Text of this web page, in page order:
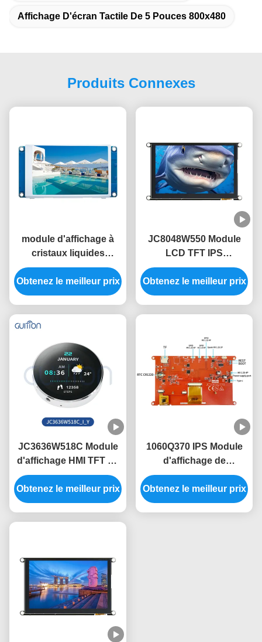
Affichage D'écran Tactile De 5 Pouces 800x480
Produits Connexes
module d'affichage à
cristaux liquides
d'écran tactile du
module 3,5 de 480x320
HMI sans image libre de
Obtenez le meilleur prix
JC8048W550 Module
LCD TFT IPS
fonctionnant à 5 V avec
une consommation
d'énergie de 320 mA
Obtenez le meilleur prix
JC3636W518C Module
d'affichage HMI TFT 5V
avec angle de vue de
60° et conception légère
Obtenez le meilleur prix
1060Q370 IPS Module
d'affichage de
l'interface homme-
machine La
combinaison parfaite de
Obtenez le meilleur prix